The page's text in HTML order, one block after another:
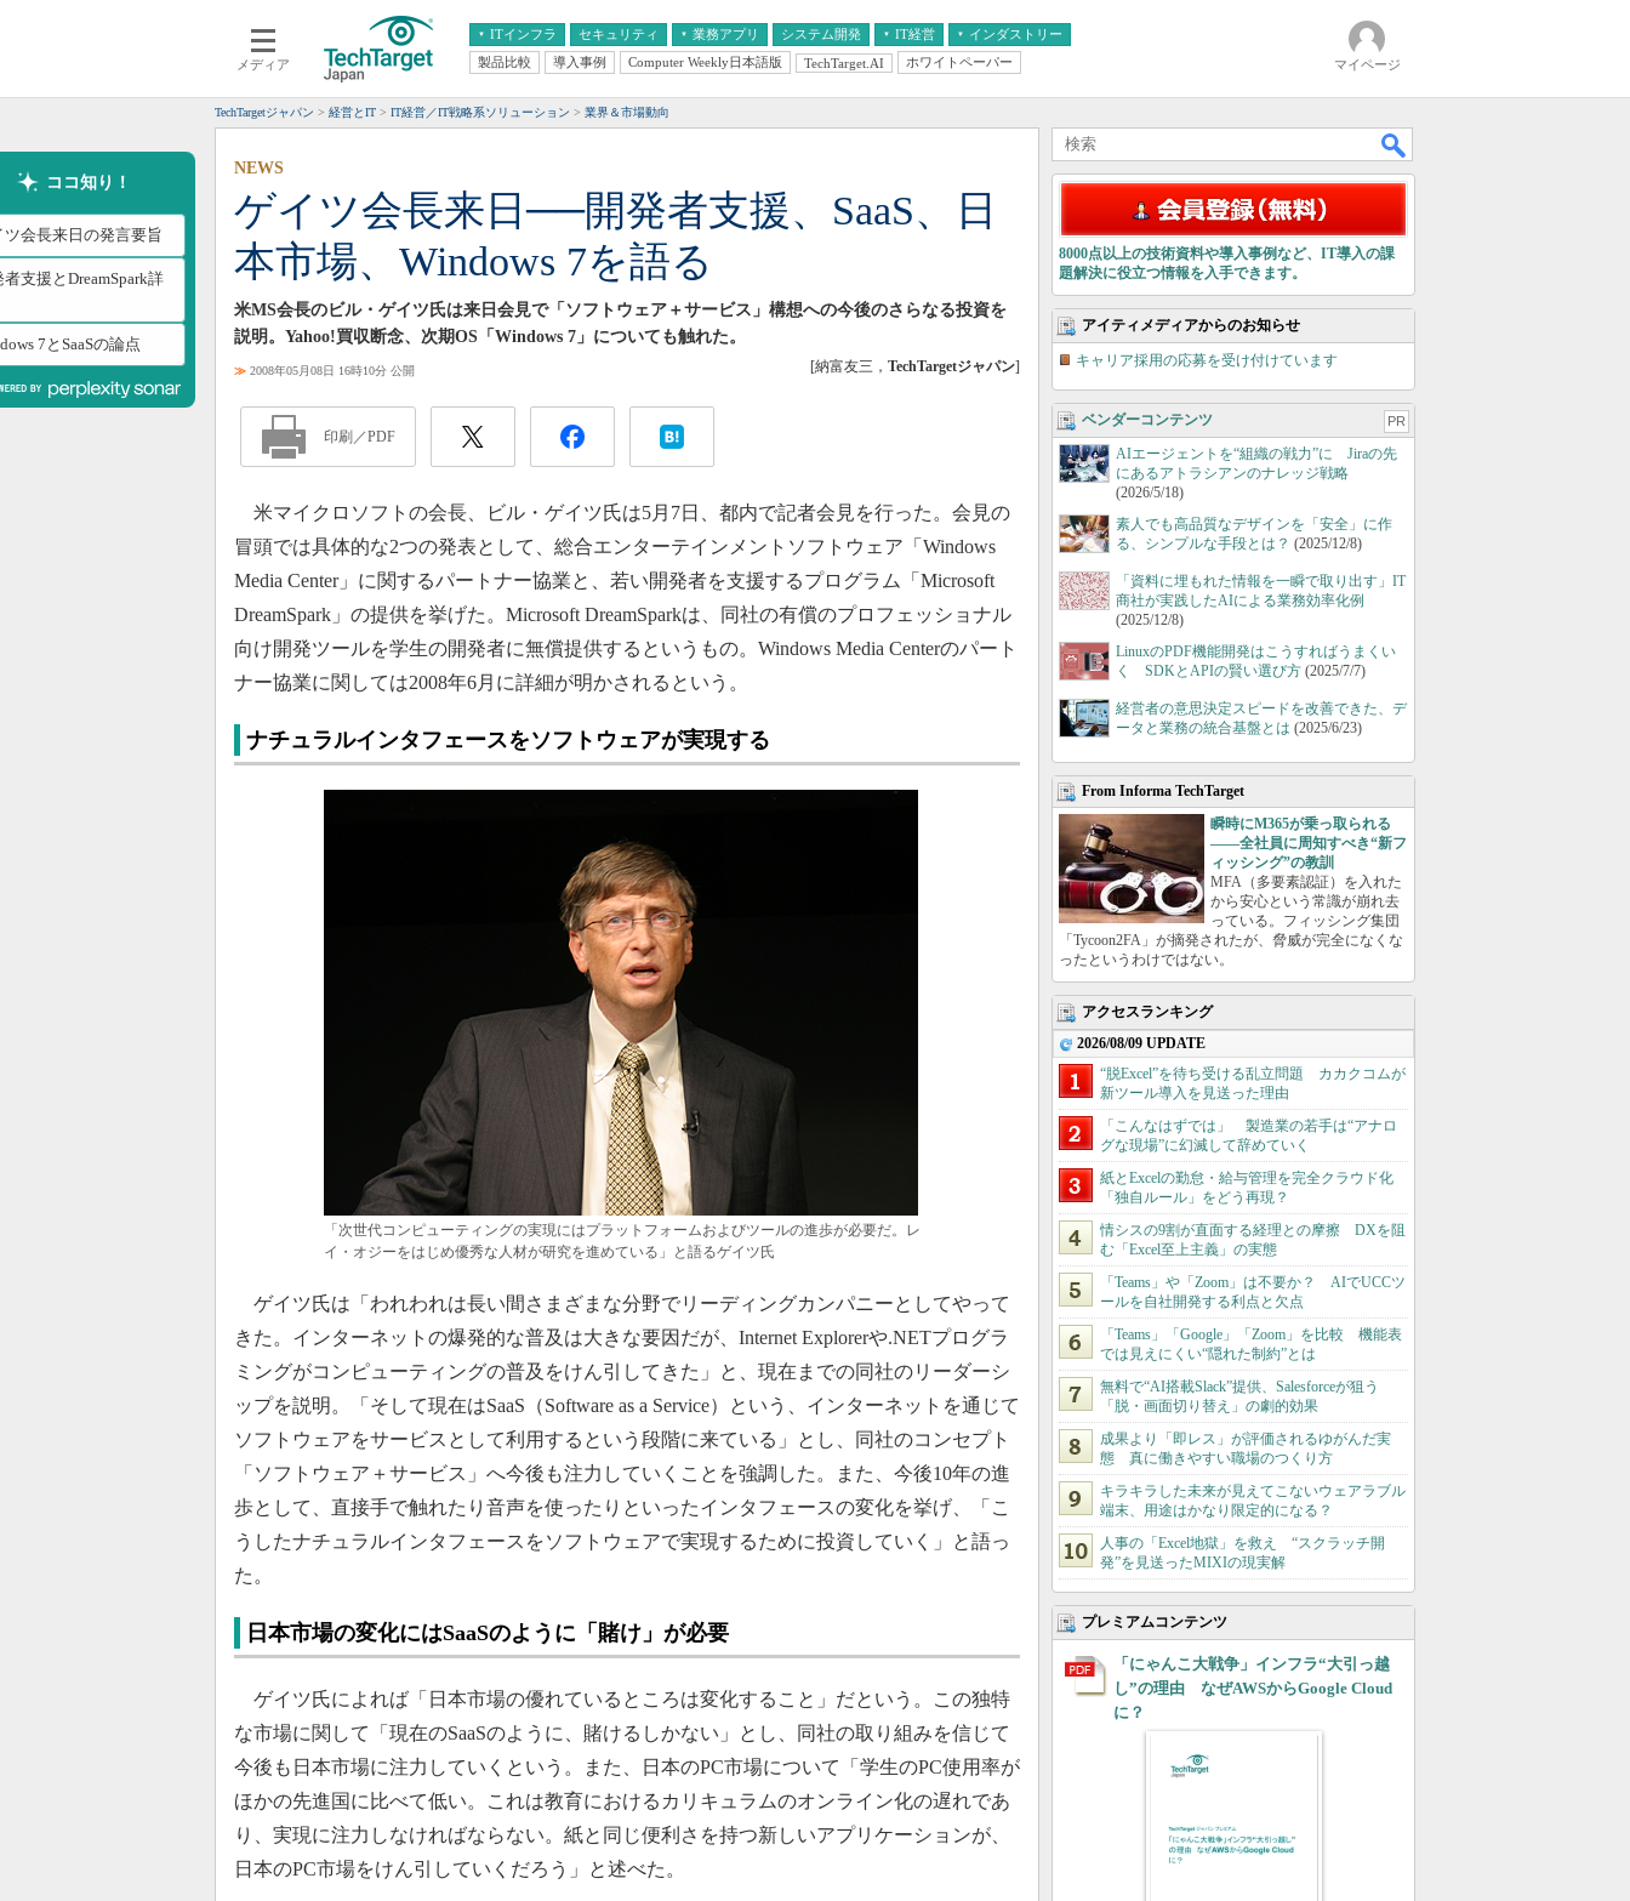
メディア
ITインフラ
クラウド
スマートモバイル
ネットワーク
システム運用管理
セキュリティ 業務アプリ
エンタープライズAI
ERP
情報系システム
システム開発 IT経営
経営とIT
インダストリー
医療IT
製品比較 導入事例 Computer Weekly日本語版 TechTarget.AI ホワイトペーパー マイページ
TechTargetジャパン 経営とIT IT経営／IT戦略系ソリューション 業界＆市場動向
ココ知り！
ツ会長来日の発言要旨
者支援とDreamSpark詳
7とSaaSの論点
ゲイツ会長来日──開発者支援、SaaS、日
本市場、Windows 7を語る
NEWS
米MS会長のビル・ゲイツ氏は来日会見で「ソフトウェア＋サービス」構想への今後のさらなる投資を
説明。Yahoo!買収断念、次期OS「Windows 7」についても触れた。
≫ 2008年05月08日 16時10分 公開 [納富友三， TechTargetジャパン]
印刷／PDF
米マイクロソフトの会長、ビル・ゲイツ氏は5月7日、都内で記者会見を行った。会見の
冒頭では具体的な2つの発表として、総合エンターテインメントソフトウェア「Windows
Media Center」に関するパートナー協業と、若い開発者を支援するプログラム「Microsoft
DreamSpark」の提供を挙げた。Microsoft DreamSparkは、同社の有償のプロフェッショナル
向け開発ツールを学生の開発者に無償提供するというもの。Windows Media Centerのパート
ナー協業に関しては2008年6月に詳細が明かされるという。
ナチュラルインタフェースをソフトウェアが実現する
「次世代コンピューティングの実現にはプラットフォームおよびツールの進歩が必要だ。レ
イ・オジーをはじめ優秀な人材が研究を進めている」と語るゲイツ氏
ゲイツ氏は「われわれは長い間さまざまな分野でリーディングカンパニーとしてやって
きた。インターネットの爆発的な普及は大きな要因だが、Internet Explorerや.NETプログラ
ミングがコンピューティングの普及をけん引してきた」と、現在までの同社のリーダーシ
ップを説明。「そして現在はSaaS（Software as a Service）という、インターネットを通じて
ソフトウェアをサービスとして利用するという段階に来ている」とし、同社のコンセプト
「ソフトウェア＋サービス」へ今後も注力していくことを強調した。また、今後10年の進
歩として、直接手で触れたり音声を使ったりといったインタフェースの変化を挙げ、「こ
うしたナチュラルインタフェースをソフトウェアで実現するために投資していく」と語っ
た。
日本市場の変化にはSaaSのように「賭け」が必要
ゲイツ氏によれば「日本市場の優れているところは変化すること」だという。この独特
な市場に関して「現在のSaaSのように、賭けるしかない」とし、同社の取り組みを信じて
今後も日本市場に注力していくという。また、日本のPC市場について「学生のPC使用率が
ほかの先進国に比べて低い。これは教育におけるカリキュラムのオンライン化の遅れであ
り、実現に注力しなければならない。紙と同じ便利さを持つ新しいアプリケーションが、
日本のPC市場をけん引していくだろう」と述べた。
8000点以上の技術資料や導入事例など、IT導入の課
題解決に役立つ情報を入手できます。
アイティメディアからのお知らせ
キャリア採用の応募を受け付けています
ベンダーコンテンツ PR
AIエージェントを“組織の戦力”に Jiraの先
にあるアトラシアンのナレッジ戦略
(2026/5/18)
素人でも高品質なデザインを「安全」に作
る、シンプルな手段とは？ (2025/12/8)
「資料に埋もれた情報を一瞬で取り出す」IT
商社が実践したAIによる業務効率化例
(2025/12/8)
LinuxのPDF機能開発はこうすればうまくい
く SDKとAPIの賢い選び方 (2025/7/7)
経営者の意思決定スピードを改善できた、デ
ータと業務の統合基盤とは (2025/6/23)
From Informa TechTarget
瞬時にM365が乗っ取られる
――全社員に周知すべき“新フ
ィッシング”の教訓
MFA（多要素認証）を入れた
から安心という常識が崩れ去
っている。フィッシング集団
「Tycoon2FA」が摘発されたが、脅威が完全になくな
ったというわけではない。
アクセスランキング
2026/08/09 UPDATE
“脱Excel”を待ち受ける乱立問題 カカクコムが
新ツール導入を見送った理由
「こんなはずでは」 製造業の若手は“アナロ
グな現場”に幻滅して辞めていく
紙とExcelの勤怠・給与管理を完全クラウド化
「独自ルール」をどう再現？
情シスの9割が直面する経理との摩擦 DXを阻
む「Excel至上主義」の実態
「Teams」や「Zoom」は不要か？ AIでUCCツ
ールを自社開発する利点と欠点
「Teams」「Google」「Zoom」を比較 機能表
では見えにくい“隠れた制約”とは
無料で“AI搭載Slack”提供、Salesforceが狙う
「脱・画面切り替え」の劇的効果
成果より「即レス」が評価されるゆがんだ実
態 真に働きやすい職場のつくり方
キラキラした未来が見えてこないウェアラブル
端末、用途はかなり限定的になる？
人事の「Excel地獄」を救え “スクラッチ開
発”を見送ったMIXIの現実解
プレミアムコンテンツ
「にゃんこ大戦争」インフラ“大引っ越
し”の理由 なぜAWSからGoogle Cloud
に？